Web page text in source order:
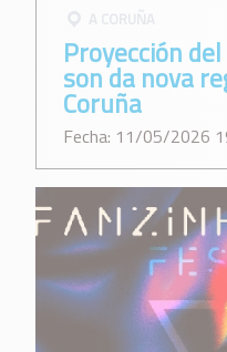
A CORUÑA
Proyección
son da nova
Coruña
Fecha: 11/05/2026